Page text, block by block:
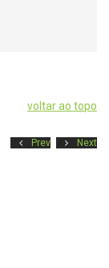
voltar ao topo
Prev Next